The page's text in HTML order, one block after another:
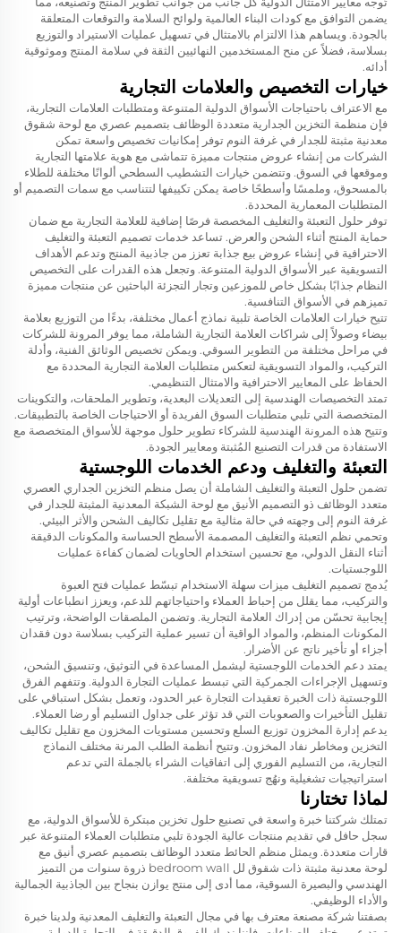
يضمن التوافق مع كودات البناء العالمية ولوائح السلامة والتوقعات المتعلقة
بالجودة. ويساهم هذا الالتزام بالامتثال في تسهيل عمليات الاستيراد والتوزيع
بسلاسة، فضلاً عن منح المستخدمين النهائيين الثقة في سلامة المنتج وموثوقية
أدائه.
خيارات التخصيص والعلامات التجارية
مع الاعتراف باحتياجات الأسواق الدولية المتنوعة ومتطلبات العلامات التجارية،
فإن منظمة التخزين الجدارية متعددة الوظائف بتصميم عصري مع لوحة شقوق
معدنية مثبتة للجدار في غرفة النوم توفر إمكانيات تخصيص واسعة تمكن
الشركات من إنشاء عروض منتجات مميزة تتماشى مع هوية علامتها التجارية
وموقعها في السوق. وتتضمن خيارات التشطيب السطحي ألوانًا مختلفة للطلاء
بالمسحوق، وملمسًا وأسطحًا خاصة يمكن تكييفها لتتناسب مع سمات التصميم أو
المتطلبات المعمارية المحددة.
توفر حلول التعبئة والتغليف المخصصة فرصًا إضافية للعلامة التجارية مع ضمان
حماية المنتج أثناء الشحن والعرض. تساعد خدمات تصميم التعبئة والتغليف
الاحترافية في إنشاء عروض بيع جذابة تعزز من جاذبية المنتج وتدعم الأهداف
التسويقية عبر الأسواق الدولية المتنوعة. وتجعل هذه القدرات على التخصيص
النظام جذابًا بشكل خاص للموزعين وتجار التجزئة الباحثين عن منتجات مميزة
تميزهم في الأسواق التنافسية.
تتيح خيارات العلامات الخاصة تلبية نماذج أعمال مختلفة، بدءًا من التوزيع بعلامة
بيضاء وصولاً إلى شراكات العلامة التجارية الشاملة، مما يوفر المرونة للشركات
في مراحل مختلفة من التطوير السوقي. ويمكن تخصيص الوثائق الفنية، وأدلة
التركيب، والمواد التسويقية لتعكس متطلبات العلامة التجارية المحددة مع
الحفاظ على المعايير الاحترافية والامتثال التنظيمي.
تمتد التخصيصات الهندسية إلى التعديلات البعدية، وتطوير الملحقات، والتكوينات
المتخصصة التي تلبي متطلبات السوق الفريدة أو الاحتياجات الخاصة بالتطبيقات.
وتتيح هذه المرونة الهندسية للشركاء تطوير حلول موجهة للأسواق المتخصصة مع
الاستفادة من قدرات التصنيع المُثبتة ومعايير الجودة.
التعبئة والتغليف ودعم الخدمات اللوجستية
تضمن حلول التعبئة والتغليف الشاملة أن يصل منظم التخزين الجداري العصري
متعدد الوظائف ذو التصميم الأنيق مع لوحة الشبكة المعدنية المثبتة للجدار في
غرفة النوم إلى وجهته في حالة مثالية مع تقليل تكاليف الشحن والأثر البيئي.
وتحمي نظم التعبئة والتغليف المصممة الأسطح الحساسة والمكونات الدقيقة
أثناء النقل الدولي، مع تحسين استخدام الحاويات لضمان كفاءة عمليات
اللوجستيات.
يُدمج تصميم التغليف ميزات سهلة الاستخدام تبسّط عمليات فتح العبوة
والتركيب، مما يقلل من إحباط العملاء واحتياجاتهم للدعم، ويعزز انطباعات أولية
إيجابية تحسّن من إدراك العلامة التجارية. وتضمن الملصقات الواضحة، وترتيب
المكونات المنظم، والمواد الواقية أن تسير عملية التركيب بسلاسة دون فقدان
أجزاء أو تأخير ناتج عن الأضرار.
يمتد دعم الخدمات اللوجستية ليشمل المساعدة في التوثيق، وتنسيق الشحن،
وتسهيل الإجراءات الجمركية التي تبسط عمليات التجارة الدولية. وتتفهم الفرق
اللوجستية ذات الخبرة تعقيدات التجارة عبر الحدود، وتعمل بشكل استباقي على
تقليل التأخيرات والصعوبات التي قد تؤثر على جداول التسليم أو رضا العملاء.
يدعم إدارة المخزون توزيع السلع وتحسين مستويات المخزون مع تقليل تكاليف
التخزين ومخاطر نفاد المخزون. وتتيح أنظمة الطلب المرنة مختلف النماذج
التجارية، من التسليم الفوري إلى اتفاقيات الشراء بالجملة التي تدعم
استراتيجيات تشغيلية ونهُج تسويقية مختلفة.
لماذا تختارنا
تمتلك شركتنا خبرة واسعة في تصنيع حلول تخزين مبتكرة للأسواق الدولية، مع
سجل حافل في تقديم منتجات عالية الجودة تلبي متطلبات العملاء المتنوعة عبر
قارات متعددة. ويمثل منظم الحائط متعدد الوظائف بتصميم عصري أنيق مع
لوحة معدنية مثبتة ذات شقوق لل bedroom wall ذروة سنوات من التميز
الهندسي والبصيرة السوقية، مما أدى إلى منتج يوازن بنجاح بين الجاذبية الجمالية
والأداء الوظيفي.
بصفتنا شركة مصنعة معترف بها في مجال التعبئة والتغليف المعدنية ولدينا خبرة